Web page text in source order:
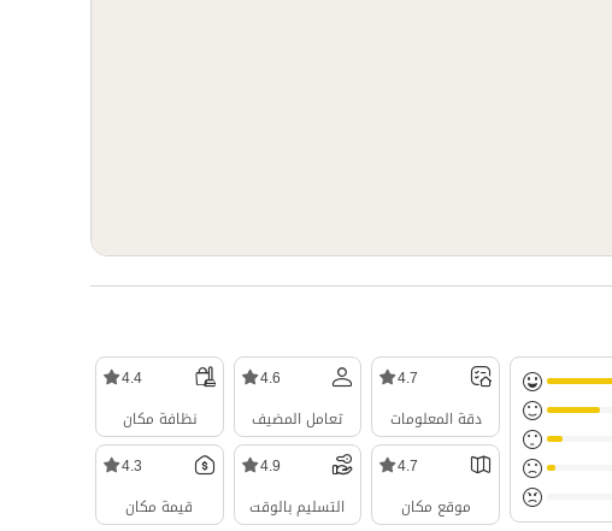
4.7
دقة المعلومات
4.6
تعامل المضيف
4.4
نظافة مكان
4.7
موقع مكان
4.9
التسليم بالوقت
4.3
قيمة مكان